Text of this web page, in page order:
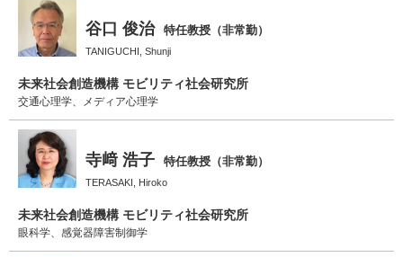
谷口 俊治 特任教授（非常勤）
TANIGUCHI, Shunji
未来社会創造機構 モビリティ社会研究所
交通心理学、メディア心理学
寺﨑 浩子 特任教授（非常勤）
TERASAKI, Hiroko
未来社会創造機構 モビリティ社会研究所
眼科学、感覚器障害制御学